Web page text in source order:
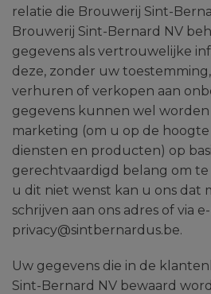
relatie die Brouwerij Sint-
Brouwerij Sint-Bernard NV
gegevens als vertrouwelijke
deze, zonder uw
verhuren of verkopen aan
gegevens kunnen wel
marketing (om u op de
diensten en producten) op
gerechtvaardigd belang om
u dit niet wenst kan u ons dat
schrijven aan ons adres of via
privacy@sintbernardus.be.
Uw gegevens die in de
Sint-Bernard NV bewaard